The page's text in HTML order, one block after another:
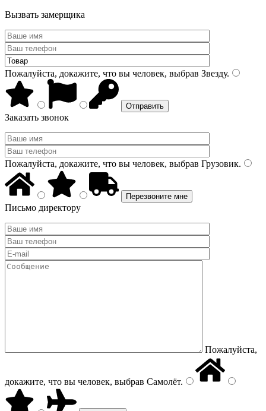
Вызвать замерщика
Пожалуйста, докажите, что вы человек, выбрав Звезду.
Заказать звонок
Пожалуйста, докажите, что вы человек, выбрав Грузовик.
Письмо директору
Пожалуйста,
докажите, что вы человек, выбрав Самолёт.